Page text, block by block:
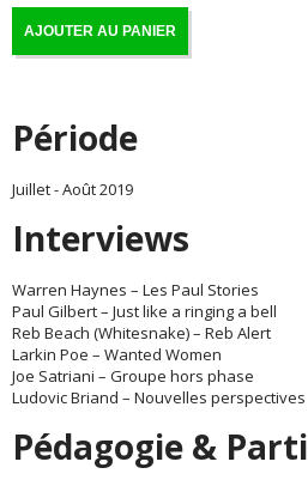
AJOUTER AU PANIER
Période
Juillet - Août 2019
Interviews
Warren Haynes – Les Paul Stories
Paul Gilbert – Just like a ringing a bell
Reb Beach (Whitesnake) – Reb Alert
Larkin Poe – Wanted Women
Joe Satriani – Groupe hors phase
Ludovic Briand – Nouvelles perspectives
Pédagogie &